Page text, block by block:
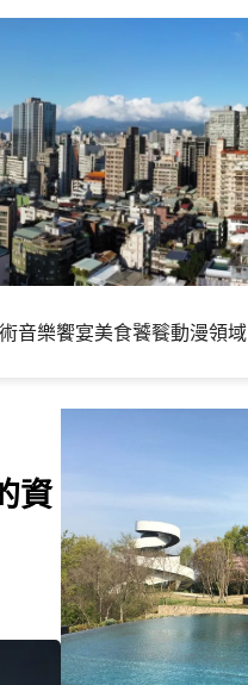
音樂饗宴美食饕餮動漫領域
資